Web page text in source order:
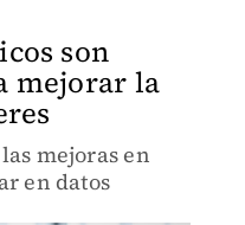
son
mejorar la
mejoras en
en datos